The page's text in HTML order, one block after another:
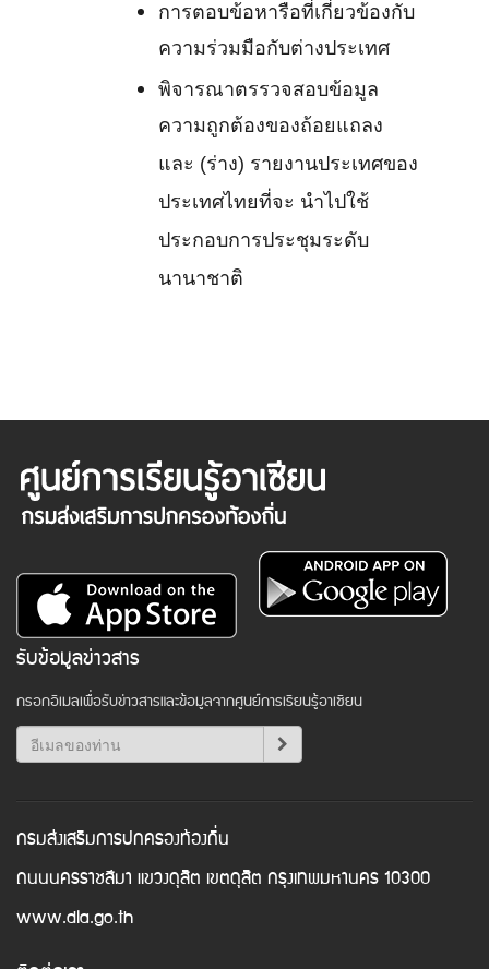
การตอบข้อหารือที่เกี่ยวข้องกับ
ความร่วมมือกับต่างประเทศ
พิจารณาตรรวจสอบข้อมูล
ความถูกต้องของถ้อยแถลง
และ (ร่าง) รายงานประเทศของ
ประเทศไทยที่จะ นำไปใช้
ประกอบการประชุมระดับ
นานาชาติ
รับข้อมูลข่าวสาร
กรอกอีเมลเพื่อรับข่าวสารและข้อมูลจากศูนย์การเรียนรู้อาเซียน
กรมส่งเสริมการปกครองท้องถิ่น
ถนนนครราชสีมา แขวงดุสิต เขตดุสิต กรุงเทพมหานคร 10300
www.dla.go.th